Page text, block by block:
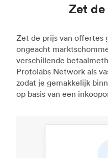
Zet
Zet de prijs van offertes
ongeacht
verschillende
Protolabs Network als
zodat je gemakkelijk
op basis van een